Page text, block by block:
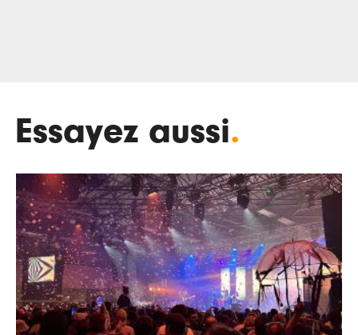
Essayez aussi.